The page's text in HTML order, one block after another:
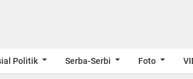
Politik Serba-Serbi Foto